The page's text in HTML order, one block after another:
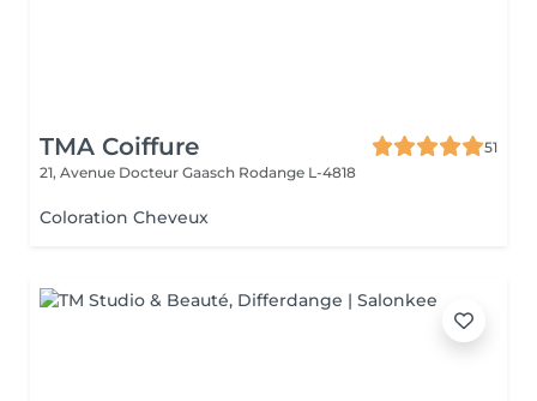
TMA Coiffure
51
21, Avenue Docteur Gaasch Rodange L-4818
Coloration Cheveux